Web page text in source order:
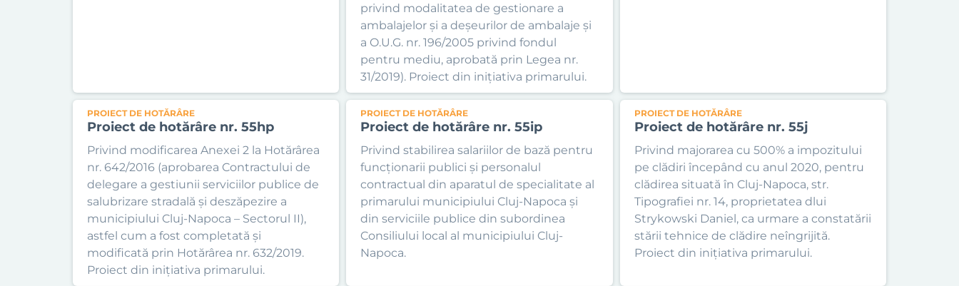
privind modalitatea de gestionare a
ambalajelor și a deșeurilor de ambalaje și
a O.U.G. nr. 196/2005 privind fondul
pentru mediu, aprobată prin Legea nr.
31/2019). Proiect din inițiativa primarului.
PROIECT DE HOTĂRÂRE
Proiect de hotărâre nr. 55hp
Privind modificarea Anexei 2 la Hotărârea
nr. 642/2016 (aprobarea Contractului de
delegare a gestiunii serviciilor publice de
salubrizare stradală și deszăpezire a
municipiului Cluj-Napoca – Sectorul II),
astfel cum a fost completată și
modificată prin Hotărârea nr. 632/2019.
Proiect din inițiativa primarului.
PROIECT DE HOTĂRÂRE
Proiect de hotărâre nr. 55ip
Privind stabilirea salariilor de bază pentru
funcționarii publici și personalul
contractual din aparatul de specialitate al
primarului municipiului Cluj-Napoca și
din serviciile publice din subordinea
Consiliului local al municipiului Cluj-
Napoca.
PROIECT DE HOTĂRÂRE
Proiect de hotărâre nr. 55j
Privind majorarea cu 500% a impozitului
pe clădiri începând cu anul 2020, pentru
clădirea situată în Cluj-Napoca, str.
Tipografiei nr. 14, proprietatea dlui
Strykowski Daniel, ca urmare a constatării
stării tehnice de clădire neîngrijită.
Proiect din inițiativa primarului.